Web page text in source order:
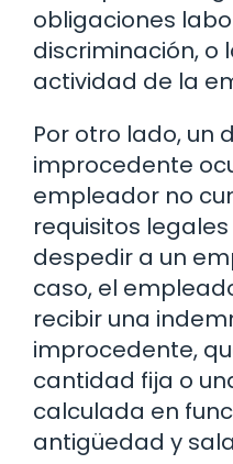
obligaciones
discriminación, o
actividad de la
Por otro lado, un
improcedente
empleador no
requisitos
despedir a un
caso, el
recibir una
improcedente,
cantidad fija o
calculada en
antigüedad y